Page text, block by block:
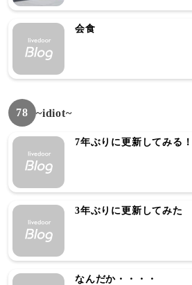
会食
78 ~idiot~
7年ぶりに更新してみる！
3年ぶりに更新してみた
なんだか・・・・